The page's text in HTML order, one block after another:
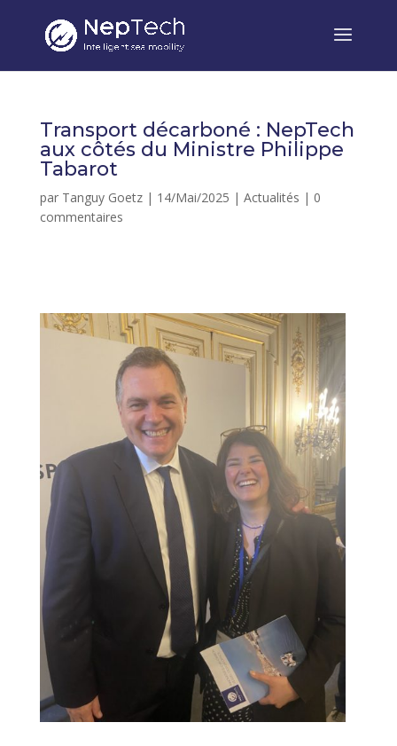
Transport décarboné : NepTech
aux côtés du Ministre Philippe
Tabarot
par Tanguy Goetz| 14/Mai/2025 | Actualités | 0
commentaires